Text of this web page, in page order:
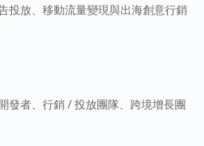
投放、移動流量變現與出海創意行銷
發者、行銷 / 投放團隊、跨境增長團